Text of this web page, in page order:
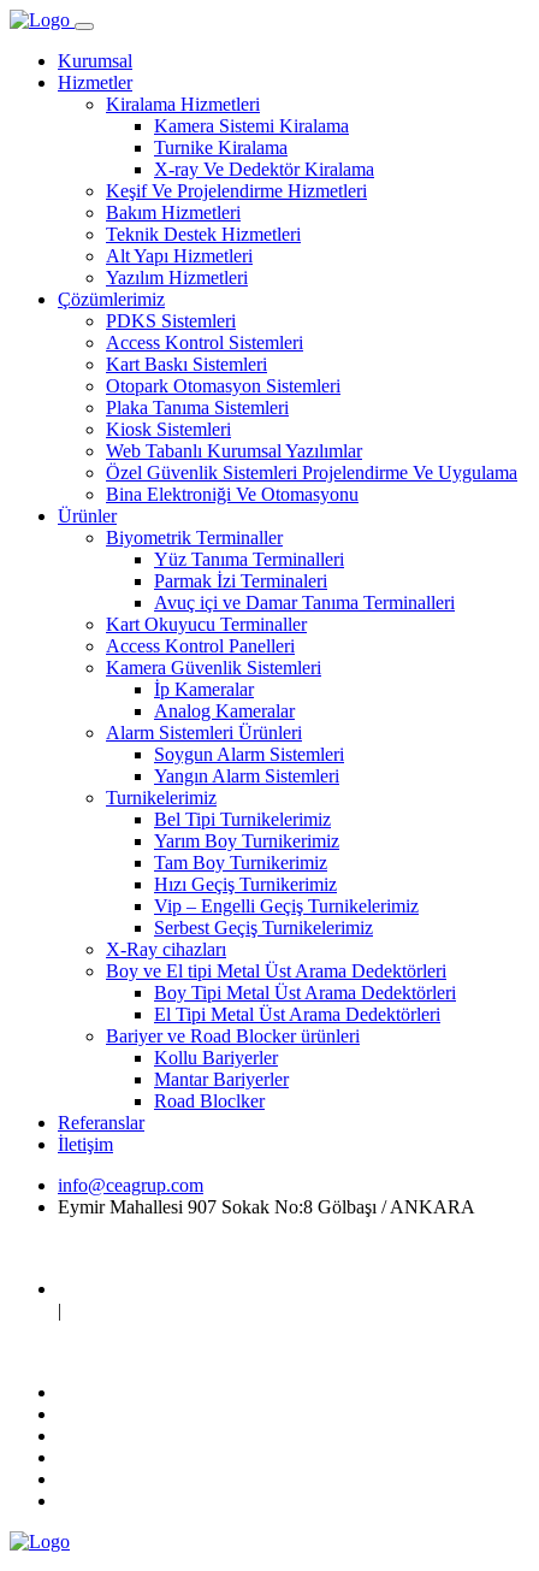
Kurumsal
Hizmetler
Kiralama Hizmetleri
Kamera Sistemi Kiralama
Turnike Kiralama
X-ray Ve Dedektör Kiralama
Keşif Ve Projelendirme Hizmetleri
Bakım Hizmetleri
Teknik Destek Hizmetleri
Alt Yapı Hizmetleri
Yazılım Hizmetleri
Çözümlerimiz
PDKS Sistemleri
Access Kontrol Sistemleri
Kart Baskı Sistemleri
Otopark Otomasyon Sistemleri
Plaka Tanıma Sistemleri
Kiosk Sistemleri
Web Tabanlı Kurumsal Yazılımlar
Özel Güvenlik Sistemleri Projelendirme Ve Uygulama
Bina Elektroniği Ve Otomasyonu
Ürünler
Biyometrik Terminaller
Yüz Tanıma Terminalleri
Parmak İzi Terminaleri
Avuç içi ve Damar Tanıma Terminalleri
Kart Okuyucu Terminaller
Access Kontrol Panelleri
Kamera Güvenlik Sistemleri
İp Kameralar
Analog Kameralar
Alarm Sistemleri Ürünleri
Soygun Alarm Sistemleri
Yangın Alarm Sistemleri
Turnikelerimiz
Bel Tipi Turnikelerimiz
Yarım Boy Turnikerimiz
Tam Boy Turnikerimiz
Hızı Geçiş Turnikerimiz
Vip – Engelli Geçiş Turnikelerimiz
Serbest Geçiş Turnikelerimiz
X-Ray cihazları
Boy ve El tipi Metal Üst Arama Dedektörleri
Boy Tipi Metal Üst Arama Dedektörleri
El Tipi Metal Üst Arama Dedektörleri
Bariyer ve Road Blocker ürünleri
Kollu Bariyerler
Mantar Bariyerler
Road Bloclker
Referanslar
İletişim
info@ceagrup.com
Eymir Mahallesi 907 Sokak No:8 Gölbaşı / ANKARA
|